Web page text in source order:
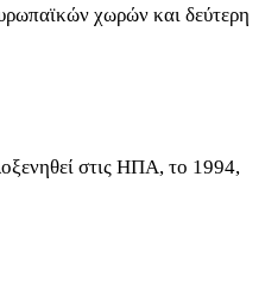
χωρών και δεύτερη
στις ΗΠΑ, το 1994,